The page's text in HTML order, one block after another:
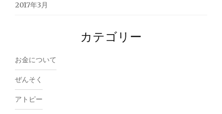
2017年3月
カテゴリー
お金について
ぜんそく
アトピー